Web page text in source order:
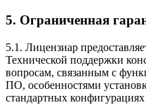
5. Ограниченная
5.1. Лицензиар
Технической поддержки
вопросам, связанным с
ПО, особенностями
стандартных